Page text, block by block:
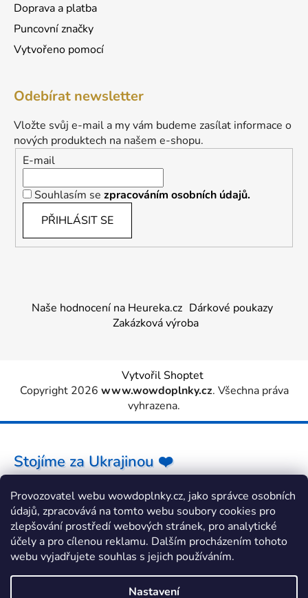
Provozovatel webu wowdoplnky.cz, jako správce osobních
údajů, zpracovává na tomto webu soubory cookies pro
zlepšování prostředí webových stránek, pro analytické
účely a pro cílenou reklamu. Dalším procházením tohoto
webu vyjadřujete souhlas s jejich používáním.
Nastavení
Doprava a platba
Puncovní značky
Vytvořeno pomocí
Odebírat newsletter
Vložte svůj e-mail a my vám budeme zasílat informace o
nových produktech na našem e-shopu.
E-mail
Souhlasím se zpracováním osobních údajů.
PŘIHLÁSIT SE
Naše hodnocení na Heureka.cz Dárkové poukazy
Zakázková výroba
Vytvořil Shoptet
Copyright 2026 www.wowdoplnky.cz. Všechna práva
vyhrazena.
Stojíme za Ukrajinou ❤️
Jak a čím pomoci »